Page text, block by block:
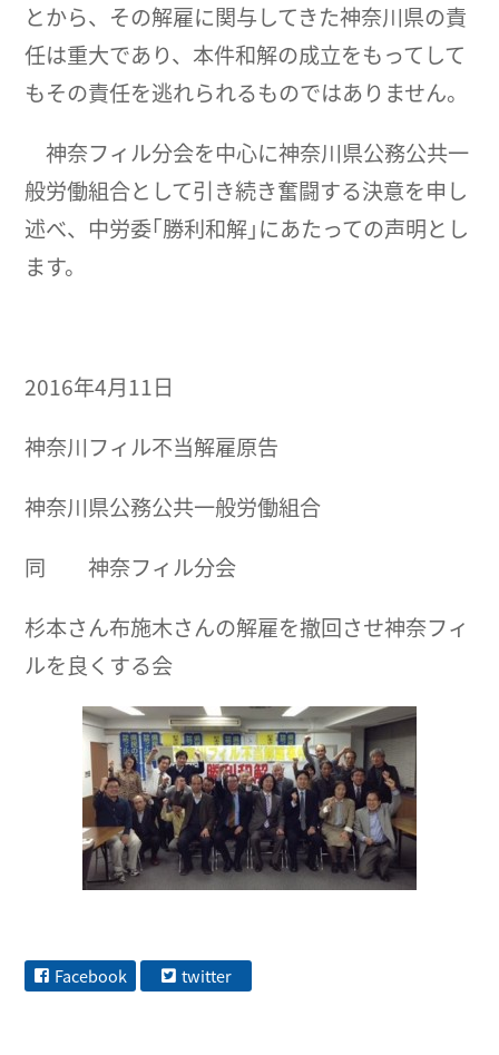
とから、その解雇に関与してきた神奈川県の責
任は重大であり、本件和解の成立をもってして
もその責任を逃れられるものではありません。
神奈フィル分会を中心に神奈川県公務公共一
般労働組合として引き続き奮闘する決意を申し
述べ、中労委｢勝利和解｣にあたっての声明とし
ます。
2016年4月11日
神奈川フィル不当解雇原告
神奈川県公務公共一般労働組合
同 神奈フィル分会
杉本さん布施木さんの解雇を撤回させ神奈フィ
ルを良くする会
Facebook twitter